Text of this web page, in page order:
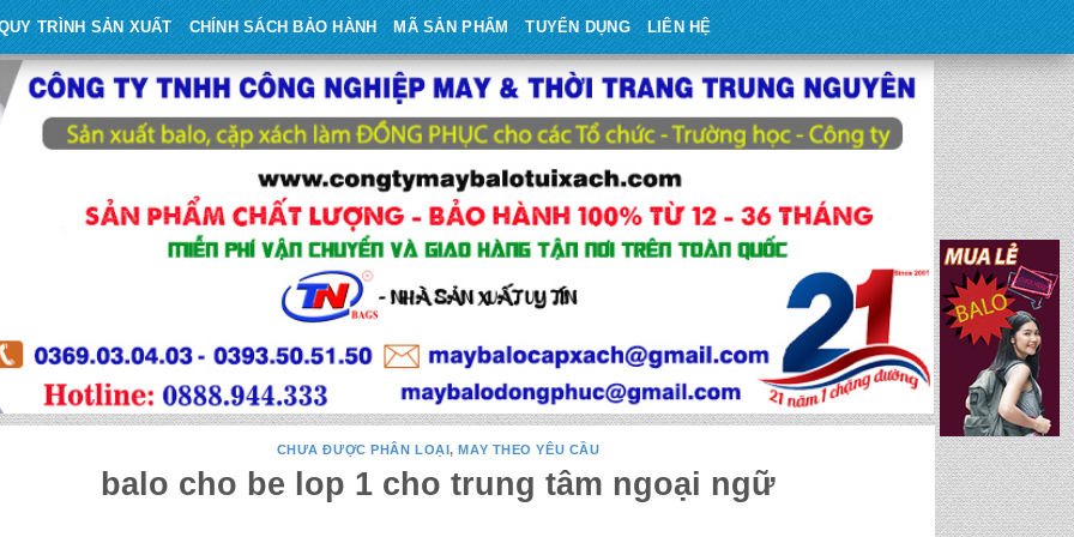
TRÌNH SẢN XUẤT CHÍNH SÁCH BẢO HÀNH MÃ SẢN PHẨM TUYỂN DỤNG LIÊN HỆ
CHƯA ĐƯỢC PHÂN LOẠI,MAY THEO YÊU CẦU
balo cho be lop 1 cho trung tâm ngoại ngữ